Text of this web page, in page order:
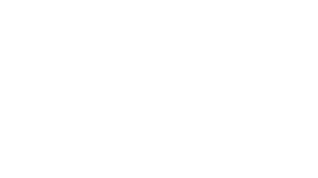
être choisies sur la page du produit